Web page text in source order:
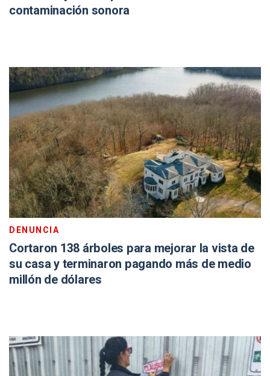
contaminación sonora
DENUNCIA
Cortaron 138 árboles para mejorar la vista de
su casa y terminaron pagando más de medio
millón de dólares